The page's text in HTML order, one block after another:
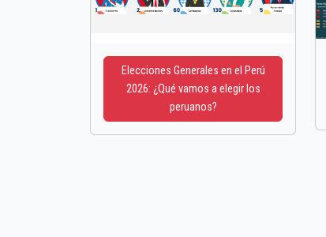
Elecciones Generales en el Perú
2026: ¿Qué vamos a elegir los
peruanos?